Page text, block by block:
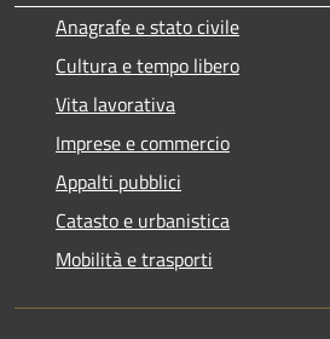
Anagrafe e stato civile
Cultura e tempo libero
Vita lavorativa
Imprese e commercio
Appalti pubblici
Catasto e urbanistica
Mobilità e trasporti